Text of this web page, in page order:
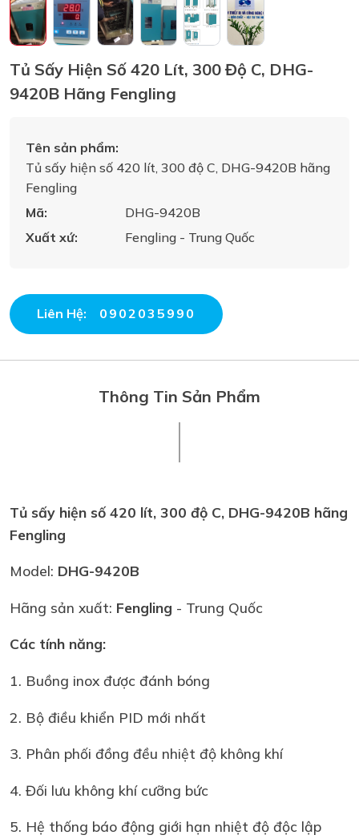
Tủ Sấy Hiện Số 420 Lít, 300 Độ C, DHG-
9420B Hãng Fengling
Tên sản phẩm:
Tủ sấy hiện số 420 lít, 300 độ C, DHG-9420B hãng
Fengling
Mã:
DHG-9420B
Xuất xứ:
Fengling - Trung Quốc
Liên Hệ: 0902035990
Thông Tin Sản Phẩm
Tủ sấy hiện số 420 lít, 300 độ C, DHG-9420B hãng
Fengling
Model: DHG-9420B
Hãng sản xuất: Fengling - Trung Quốc
Các tính năng:
1. Buồng inox được đánh bóng
2. Bộ điều khiển PID mới nhất
3. Phân phối đồng đều nhiệt độ không khí
4. Đối lưu không khí cưỡng bức
5. Hệ thống báo động giới hạn nhiệt độ độc lập